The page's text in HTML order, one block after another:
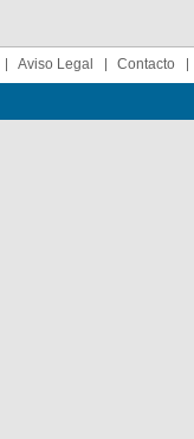
Aviso Legal Contacto